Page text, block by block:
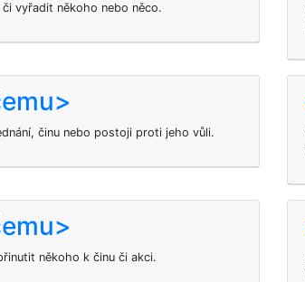
vyřadit někoho nebo něco.
činu nebo postoji proti jeho vůli.
někoho k činu či akci.